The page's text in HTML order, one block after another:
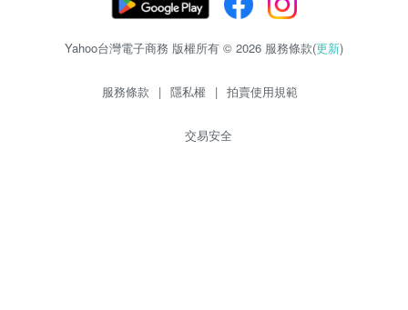
Yahoo台灣電子商務 版權所有 © 2026 服務條款(更新)
服務條款 | 隱私權 | 拍賣使用規範
交易安全